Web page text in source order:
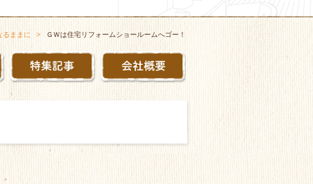
るままに ＧＷは住宅リフォームショールームへゴー！